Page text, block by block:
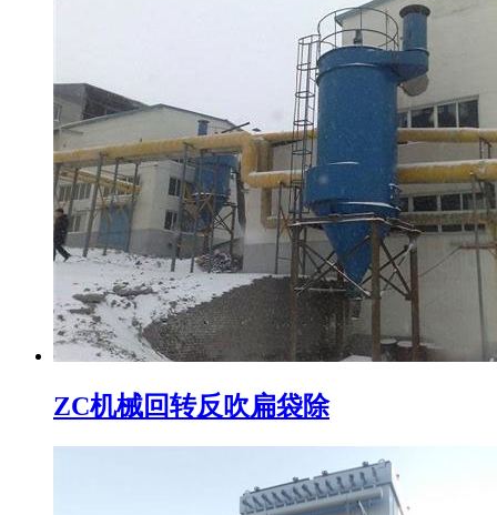
ZC机械回转反吹扁袋除